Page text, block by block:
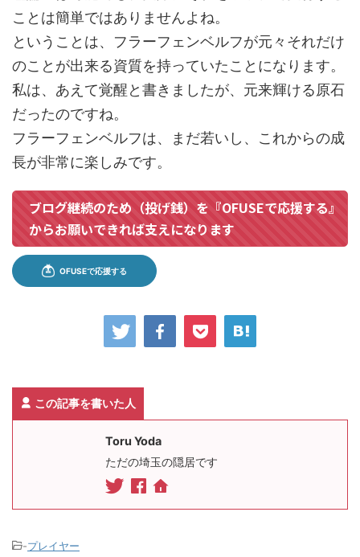
ことは簡単ではありませんよね。
ということは、フラーフェンベルフが元々それだけ
のことが出来る資質を持っていたことになります。
私は、あえて覚醒と書きましたが、元来輝ける原石
だったのですね。
フラーフェンベルフは、まだ若いし、これからの成
長が非常に楽しみです。
ブログ継続のため（投げ銭）を『OFUSEで応援する』
からお願いできれば支えになります
この記事を書いた人
Toru Yoda
ただの埼玉の隠居です
-プレイヤー